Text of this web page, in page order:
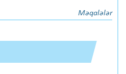
Məqalələr